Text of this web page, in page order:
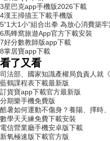
3星巴克app手機版2026下載
4漢王掃描王下載手機版
5“1大1小”組合出拳 為放心消費築
6馬蜂窩旅遊App官方下載安裝
7好分數教師版app下載
8掌居寶app下載
看了又看
司法部、國家知識產權局負責人就
藍鶴課程表下載最新版
訂貨寶app下載官方最新版
分期樂手機免費版
酷暑如何運動不傷身？養陽、擇時
數學天天練免費下載安裝
電信營業廳手機安卓版下載
新氧極速版下載官方版